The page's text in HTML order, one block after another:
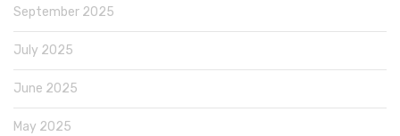
September 2025
July 2025
June 2025
May 2025